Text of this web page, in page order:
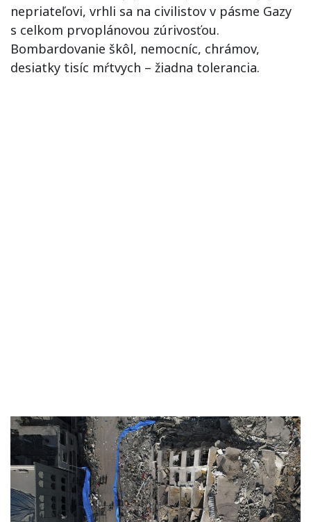
nepriateľovi, vrhli sa na civilistov v pásme Gazy
s celkom prvoplánovou zúrivosťou.
Bombardovanie škôl, nemocníc, chrámov,
desiatky tisíc mŕtvych – žiadna tolerancia.